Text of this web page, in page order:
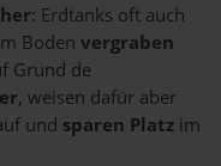
: Erdtanks oft auch
Boden vergraben
Grund de
, weisen dafür aber
und sparen Platz im